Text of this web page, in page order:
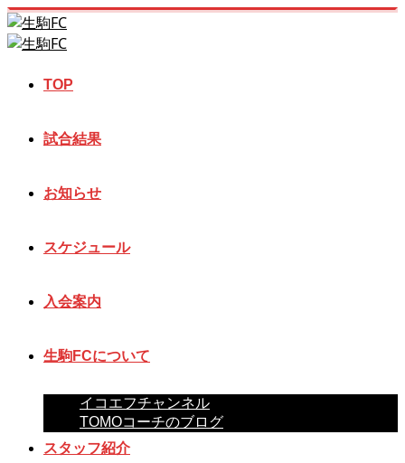
TOP
試合結果
お知らせ
スケジュール
入会案内
生駒FCについて
イコエフチャンネル
TOMOコーチのブログ
スタッフ紹介